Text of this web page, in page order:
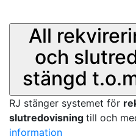
All
och
stängd
RJ stänger systemet för
slutredovisning till och
information